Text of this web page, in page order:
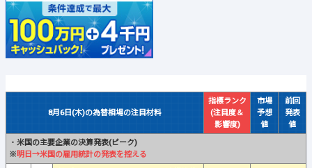
8月6日(木)の為替相場の注目材料
指標ランク
(注目度＆
影響度)
市場
予想
値
前回
発表
値
・ 米国の主要企業の決算発表(ピーク)
※明日→米国の雇用統計の発表を控える